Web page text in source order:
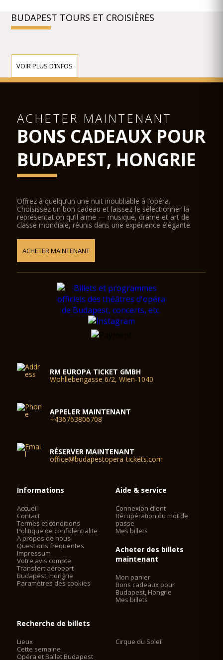
BUDAPEST TOURS ET CROISIÈRES
VOIR PLUS D’INFOS
ACHETER MAINTENANT
BONS CADEAUX POUR
BUDAPEST, HONGRIE
Offrez à quelqu’un une nuit inoubliable à l’opéra.
Choisissez un bon cadeau et laissez-le sélectionner la
représentation qu’il aime — musique, drame et art de
classe mondiale, réunis dans une expérience élégante.
ACHETER MAINTENANT
RM EUROPA TICKET GMBH
Wohllebengasse 6/2, Wien-1040
APPELER MAINTENANT
+436763806708
RÉSERVER MAINTENANT
office@budapestopera-tickets.com
Informations
Accueil
Contact
Termes et conditions
Politique de confidentialite
A propos de nous
Questions frequentes
Impressum
Votre avis compte
Transfert aéroport
Budapest, Hongrie
Paramètres des cookies
Aide & service
Connexion client
Récupération du mot de
passe
Mes billets
Acheter des billets
maintenant
Mon panier
Bons cadeaux pour
Budapest, Hongrie
Mes billets
Recherche de billets
Lieux
Cette semaine
Opéra et Ballet Budapest
Cirque du Soleil